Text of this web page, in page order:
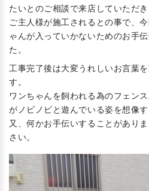
たいとのご相談で来店していただ
ご主人様が施工されるとの事で、
ゃんが入っていかないためのお手
た。
工事完了後は大変うれしいお言葉
す。
ワンちゃんを飼われる為のフェン
がノビノビと遊んでいる姿を想像
又、何かお手伝いすることがあり
さい。